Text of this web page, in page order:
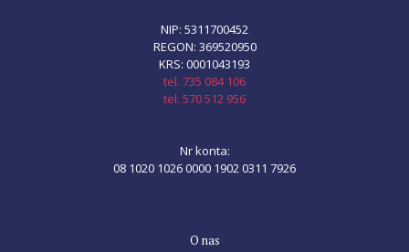
NIP: 5311700452
REGON: 369520950
KRS: 0001043193
tel. 735 084 106
tel. 570 512 956
Nr konta:
08 1020 1026 0000 1902 0311 7926
O nas